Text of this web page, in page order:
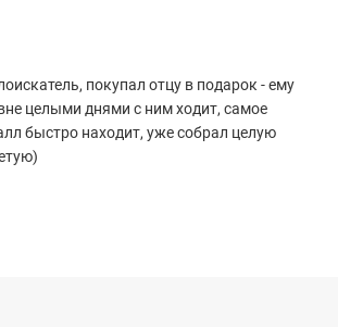
покупал отцу в подарок - ему
целыми днями с ним ходит, самое
быстро находит, уже собрал целую